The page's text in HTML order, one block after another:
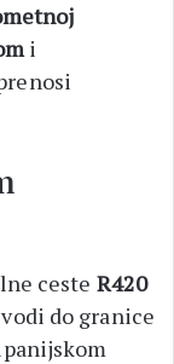
i
ceste R420
do granice